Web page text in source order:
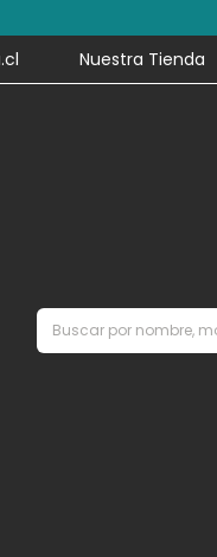
desde $79.990 y
Nuestra Tienda